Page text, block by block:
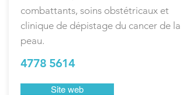
combattants, soins obstétricaux et
clinique de dépistage du cancer de la
peau.
4778 5614
Site web